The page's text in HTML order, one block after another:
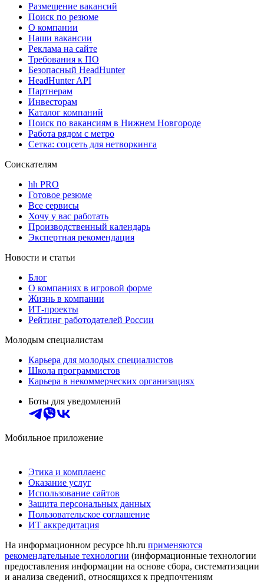
Размещение вакансий
Поиск по резюме
О компании
Наши вакансии
Реклама на сайте
Требования к ПО
Безопасный HeadHunter
HeadHunter API
Партнерам
Инвесторам
Каталог компаний
Поиск по вакансиям в Нижнем Новгороде
Работа рядом с метро
Сетка: соцсеть для нетворкинга
Соискателям
hh PRO
Готовое резюме
Все сервисы
Хочу у вас работать
Производственный календарь
Экспертная рекомендация
Новости и статьи
Блог
О компаниях в игровой форме
Жизнь в компании
ИТ-проекты
Рейтинг работодателей России
Молодым специалистам
Карьера для молодых специалистов
Школа программистов
Карьера в некоммерческих организациях
Боты для уведомлений
Мобильное приложение
Этика и комплаенс
Оказание услуг
Использование сайтов
Защита персональных данных
Пользовательское соглашение
ИТ аккредитация
На информационном ресурсе hh.ru применяются
рекомендательные технологии (информационные технологии
предоставления информации на основе сбора, систематизации
и анализа сведений, относящихся к предпочтениям